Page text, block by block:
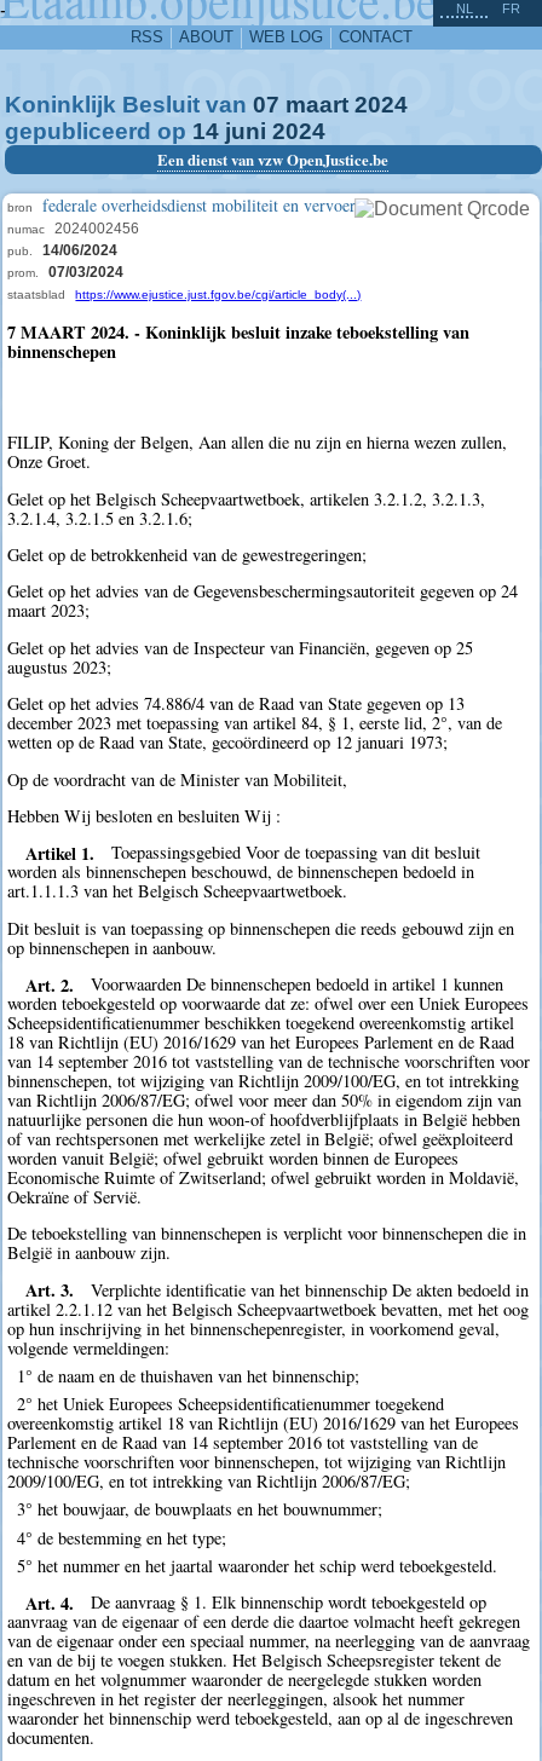
-
RSS ABOUT WEB LOG CONTACT
NL FR
Koninklijk Besluit van 07 maart 2024
gepubliceerd op 14 juni 2024
Een dienst van vzw OpenJustice.be
bron federale overheidsdienst mobiliteit en vervoer
numac 2024002456
pub. 14/06/2024
prom. 07/03/2024
staatsblad https://www.ejustice.just.fgov.be/cgi/article_body(...)
7 MAART 2024. - Koninklijk besluit inzake teboekstelling van
binnenschepen
FILIP, Koning der Belgen, Aan allen die nu zijn en hierna wezen zullen,
Onze Groet.
Gelet op het Belgisch Scheepvaartwetboek, artikelen 3.2.1.2, 3.2.1.3,
3.2.1.4, 3.2.1.5 en 3.2.1.6;
Gelet op de betrokkenheid van de gewestregeringen;
Gelet op het advies van de Gegevensbeschermingsautoriteit gegeven op 24
maart 2023;
Gelet op het advies van de Inspecteur van Financiën, gegeven op 25
augustus 2023;
Gelet op het advies 74.886/4 van de Raad van State gegeven op 13
december 2023 met toepassing van artikel 84, § 1, eerste lid, 2°, van de
wetten op de Raad van State, gecoördineerd op 12 januari 1973;
Op de voordracht van de Minister van Mobiliteit,
Hebben Wij besloten en besluiten Wij :
Artikel 1.
Toepassingsgebied Voor de toepassing van dit besluit
worden als binnenschepen beschouwd, de binnenschepen bedoeld in
art.1.1.1.3 van het Belgisch Scheepvaartwetboek.
Dit besluit is van toepassing op binnenschepen die reeds gebouwd zijn en
op binnenschepen in aanbouw.
Art. 2.
Voorwaarden De binnenschepen bedoeld in artikel 1 kunnen
worden teboekgesteld op voorwaarde dat ze: ofwel over een Uniek Europees
Scheepsidentificatienummer beschikken toegekend overeenkomstig artikel
18 van Richtlijn (EU) 2016/1629 van het Europees Parlement en de Raad
van 14 september 2016 tot vaststelling van de technische voorschriften voor
binnenschepen, tot wijziging van Richtlijn 2009/100/EG, en tot intrekking
van Richtlijn 2006/87/EG; ofwel voor meer dan 50% in eigendom zijn van
natuurlijke personen die hun woon-of hoofdverblijfplaats in België hebben
of van rechtspersonen met werkelijke zetel in België; ofwel geëxploiteerd
worden vanuit België; ofwel gebruikt worden binnen de Europees
Economische Ruimte of Zwitserland; ofwel gebruikt worden in Moldavië,
Oekraïne of Servië.
De teboekstelling van binnenschepen is verplicht voor binnenschepen die in
België in aanbouw zijn.
Art. 3.
Verplichte identificatie van het binnenschip De akten bedoeld in
artikel 2.2.1.12 van het Belgisch Scheepvaartwetboek bevatten, met het oog
op hun inschrijving in het binnenschepenregister, in voorkomend geval,
volgende vermeldingen:
1° de naam en de thuishaven van het binnenschip;
2° het Uniek Europees Scheepsidentificatienummer toegekend
overeenkomstig artikel 18 van Richtlijn (EU) 2016/1629 van het Europees
Parlement en de Raad van 14 september 2016 tot vaststelling van de
technische voorschriften voor binnenschepen, tot wijziging van Richtlijn
2009/100/EG, en tot intrekking van Richtlijn 2006/87/EG;
3° het bouwjaar, de bouwplaats en het bouwnummer;
4° de bestemming en het type;
5° het nummer en het jaartal waaronder het schip werd teboekgesteld.
Art. 4.
De aanvraag § 1. Elk binnenschip wordt teboekgesteld op
aanvraag van de eigenaar of een derde die daartoe volmacht heeft gekregen
van de eigenaar onder een speciaal nummer, na neerlegging van de aanvraag
en van de bij te voegen stukken. Het Belgisch Scheepsregister tekent de
datum en het volgnummer waaronder de neergelegde stukken worden
ingeschreven in het register der neerleggingen, alsook het nummer
waaronder het binnenschip werd teboekgesteld, aan op al de ingeschreven
documenten.
^